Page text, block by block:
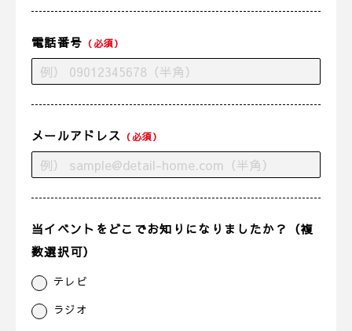
電話番号 （必須）
メールアドレス （必須）
当イベントをどこでお知りになりましたか？（複
数選択可）
テレビ
ラジオ